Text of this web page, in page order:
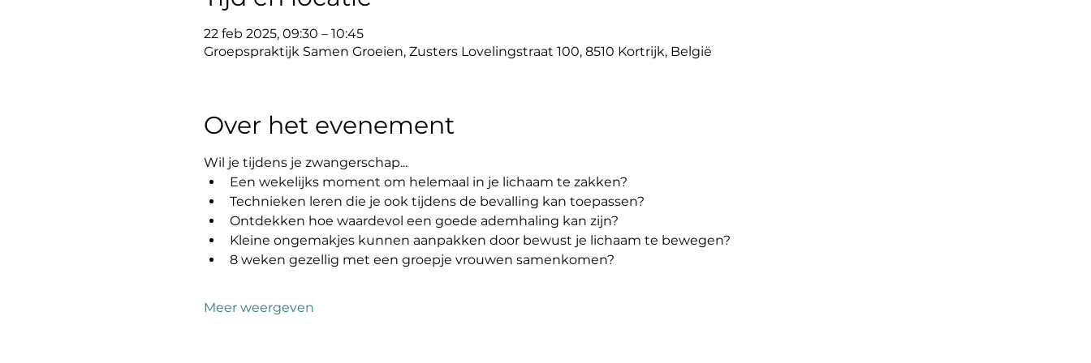
22 feb 2025, 09:30 – 10:45
Groepspraktijk Samen Groeien, Zusters Lovelingstraat 100, 8510 Kortrijk, België
Over het evenement
Wil je tijdens je zwangerschap...
Een wekelijks moment om helemaal in je lichaam te zakken?
Technieken leren die je ook tijdens de bevalling kan toepassen?
Ontdekken hoe waardevol een goede ademhaling kan zijn?
Kleine ongemakjes kunnen aanpakken door bewust je lichaam te bewegen?
8 weken gezellig met een groepje vrouwen samenkomen?
Meer weergeven